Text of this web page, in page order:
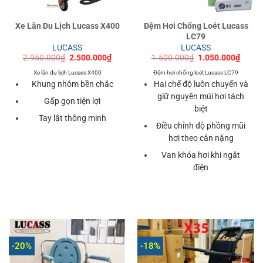
Xe Lăn Du Lịch Lucass X400
LUCASS
2.950.000₫ Giá
là:
2.950.000₫.
2.500.000₫Giá
hiện
2.500.000₫.
Xe lăn du lịch Lucass X400
Khung nhôm bền chắc
Gấp gọn tiện lợi
Tay lật thông minh
Đệm Hơi Chống Loét Lucass
LC79
LUCASS
1.500.000₫ Giá
là:
1.500.000₫.
1.050.000₫Giá
hiện
là:
Đệm hơi chống loét Lucass LC79
Hai chế độ luôn chuyển và
giữ nguyên múi hơi tách
biệt
Điều chỉnh độ phồng mũi
hơi theo cân nặng
Van khóa hơi khi ngắt
điện
-20% -18%